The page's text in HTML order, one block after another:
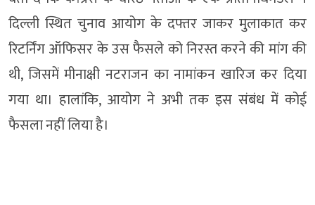
दिल्ली स्थित चुनाव आयोग के दफ्तर जाकर मुलाकात कर
रिटर्निंग ऑफिसर के उस फैसले को निरस्त करने की मांग की
थी, जिसमें मीनाक्षी नटराजन का नामांकन खारिज कर दिया
गया था। हालांकि, आयोग ने अभी तक इस संबंध में कोई
फैसला नहीं लिया है।